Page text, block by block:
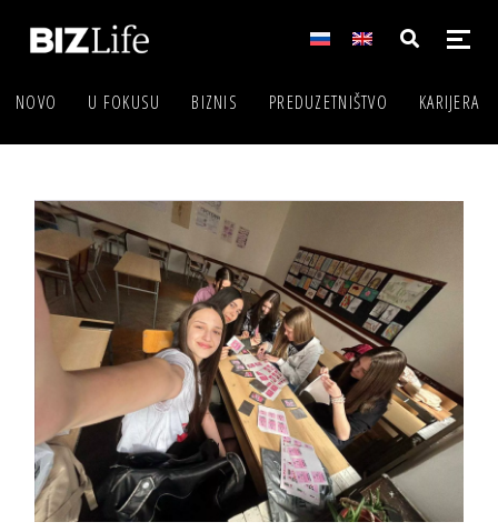
NOVO U FOKUSU BIZNIS PREDUZETNIŠTVO KARIJERA